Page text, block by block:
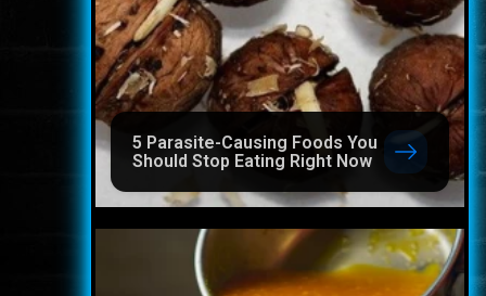
5 Parasite-Causing Foods You
Should Stop Eating Right Now